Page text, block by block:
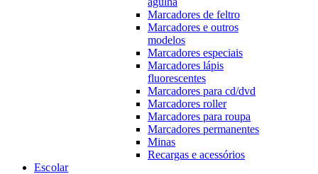
Marcadores de feltro
Marcadores e outros
modelos
Marcadores especiais
Marcadores lápis
fluorescentes
Marcadores para cd/dvd
Marcadores roller
Marcadores para roupa
Marcadores permanentes
Minas
Recargas e acessórios
Escolar